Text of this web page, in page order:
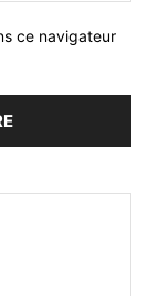
ce navigateur